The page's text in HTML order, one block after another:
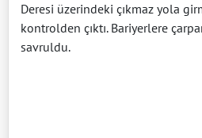
Deresi üzerindeki çıkmaz yola
kontrolden çıktı. Bariyerlere
savruldu.